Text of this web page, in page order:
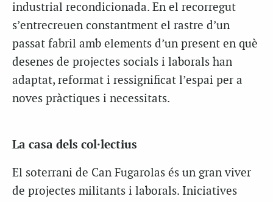
industrial recondicionada. En el recorregut
s’entrecreuen constantment el rastre d’un
passat fabril amb elements d’un present en què
desenes de projectes socials i laborals han
adaptat, reformat i ressignificat l’espai per a
noves pràctiques i necessitats.
La casa dels col·lectius
El soterrani de Can Fugarolas és un gran viver
de projectes militants i laborals. Iniciatives